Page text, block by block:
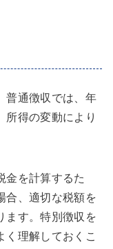
普通徴収では、年
所得の変動により
金を計算するた
合、適切な税額を
ます。特別徴収を
く理解しておくこ